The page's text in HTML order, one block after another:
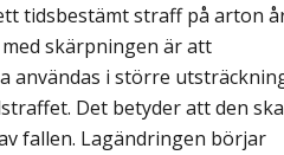
tidsbestämt straff på arton
skärpningen är att
användas i större
Det betyder att den ska
fallen. Lagändringen börjar